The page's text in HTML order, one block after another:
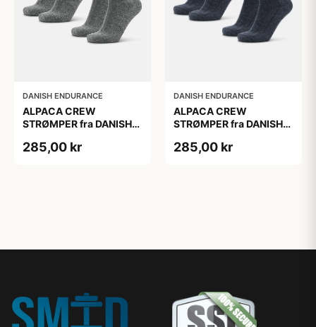
DANISH ENDURANCE
ALPACA CREW
STRØMPER fra DANISH
38, Varm og åndbar
285,00 kr
DANISH ENDURANCE
ALPACA CREW
STRØMPER fra DANISH
38, Varm og åndbar
285,00 kr